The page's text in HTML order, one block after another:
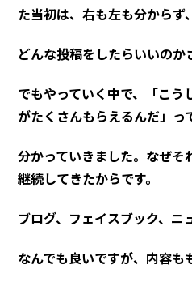
た当初は、右も左も分からず、
どんな投稿をしたらいいのか
でもやっていく中で、「こう
がたくさんもらえるんだ」っ
分かっていきました。なぜそ
継続してきたからです。
ブログ、フェイスブック、ニ
なんでも良いですが、内容も